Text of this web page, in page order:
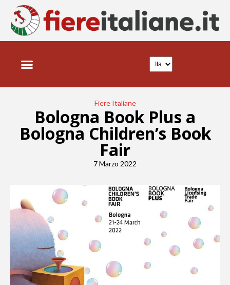
Fiere Italiane
Bologna Book Plus a
Bologna Children’s Book
Fair
7 Marzo 2022